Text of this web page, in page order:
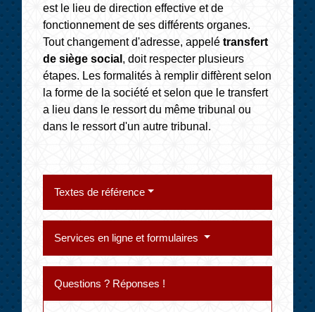
est le lieu de direction effective et de
fonctionnement de ses différents organes.
Tout changement d'adresse, appelétransfert
de siège social , doit respecter plusieurs
étapes. Les formalités à remplir diffèrent selon
la forme de la société et selon que le transfert
a lieu dans le ressort du même tribunal ou
dans le ressort d'un autre tribunal.
Textes de référence
Services en ligne et formulaires
Questions ? Réponses !